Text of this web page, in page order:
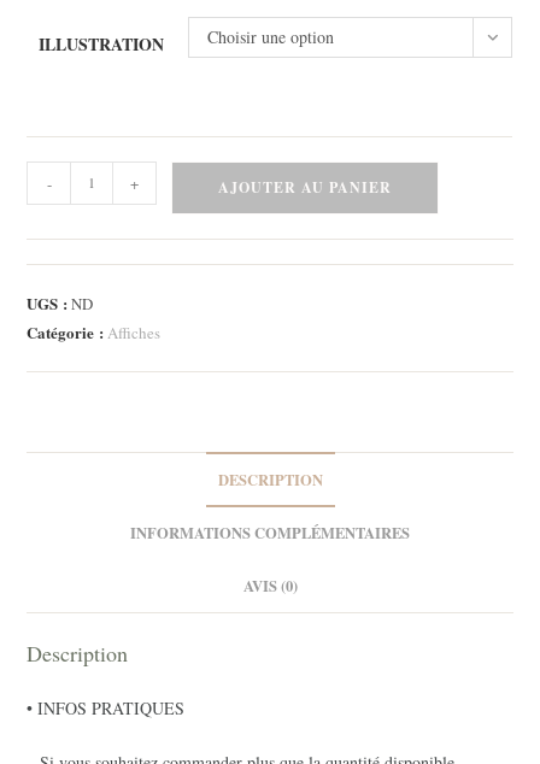
ILLUSTRATION Choisir une option
de
A3
-
Automne
- + AJOUTER AU PANIER
UGS :ND
Catégorie : Affiches
DESCRIPTION
INFORMATIONS COMPLÉMENTAIRES
AVIS (0)
Description
• INFOS PRATIQUES